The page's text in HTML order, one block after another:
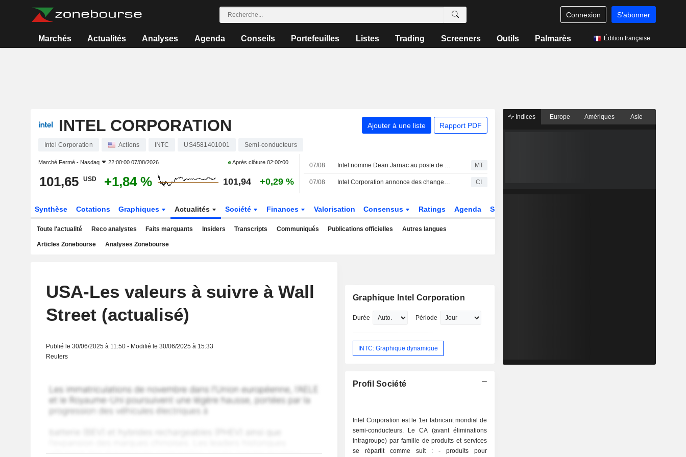
Connexion S'abonner
Marchés Actualités Analyses Agenda Conseils Portefeuilles Listes Trading Screeners Outils Palmarès Édition française
INTEL CORPORATION Ajouter à une liste Rapport PDF
Intel Corporation Actions INTC US4581401001 Semi-conducteurs
Marché Fermé - Nasdaq 22:00:00 07/08/2026 Après clôture02:00:00
101,65 USD +1,84 % 101,94 +0,29 %
07/08 Intel nomme Dean Jarnac au poste de Chief Sales Officer MT
07/08 Intel Corporation annonce des changements au sein de sa direction CI
Synthèse Cotations Graphiques Actualités Société Finances Valorisation Consensus Ratings Agenda Secteur
Toute l'actualité Reco analystes Faits marquants Insiders Transcripts Communiqués Publications officielles Autres langues
Articles Zonebourse Analyses Zonebourse
USA-Les valeurs à suivre à Wall
Street (actualisé)
Publié le 30/06/2025 à 11:50 - Modifié le 30/06/2025 à 15:33
Reuters
Graphique Intel Corporation
Durée Période
INTC: Graphique dynamique
Profil Société
Intel Corporation est le 1er fabricant mondial de
semi-conducteurs. Le CA (avant éliminations
intragroupe) par famille de produits et services
se répartit comme suit : - produits pour
Indices Europe Amériques Asie